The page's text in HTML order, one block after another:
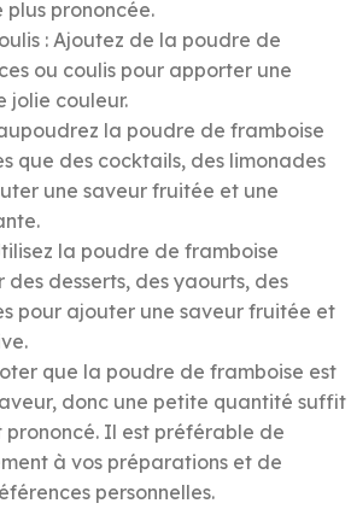
prononcée.
: Ajoutez de la poudre de
ou coulis pour apporter une
jolie couleur.
la poudre de framboise
que des cocktails, des limonades
une saveur fruitée et une
la poudre de framboise
desserts, des yaourts, des
pour ajouter une saveur fruitée et
que la poudre de framboise est
donc une petite quantité suffit
Il est préférable de
à vos préparations et de
personnelles.